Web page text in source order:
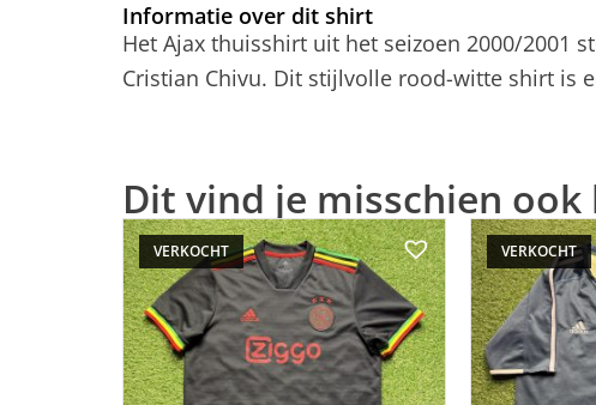
Informatie over dit shirt
Het Ajax thuisshirt uit het seizoen 2000/2001
Cristian Chivu. Dit stijlvolle rood-witte shirt is
Dit vind je misschien ook
VERKOCHT VERKOCHT